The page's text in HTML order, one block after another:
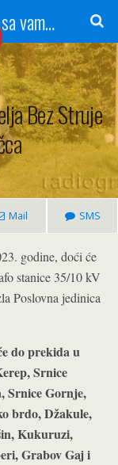
Radio Gradačac - 56 godina sa vama...
Bez Struje
Mail SMS
godine, doći će
stanice 35/10 kV
Poslovna jedinica
do prekida u
Srnice
Srnice Gornje,
brdo, Džakule,
Kukuruzi,
Grabov Gaj i